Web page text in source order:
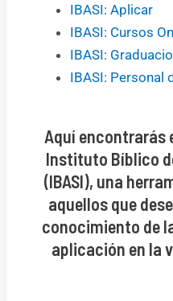
IBASI: Aplicar
IBASI: Cursos
IBASI:
IBASI: Personal
Aquí encontrarás
Instituto Bíblico
(IBASI), una
aquellos que
conocimiento de
aplicación en la